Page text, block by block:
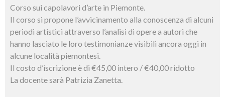
Corso sui capolavori d’arte in Piemonte.
Il corso si propone l’avvicinamento alla conoscenza di alcuni
periodi artistici attraverso l’analisi di opere a autori che
hanno lasciato le loro testimonianze visibili ancora oggi in
alcune località piemontesi.
Il costo d’iscrizione è di €45,00 intero / €40,00 ridotto
La docente sarà Patrizia Zanetta.